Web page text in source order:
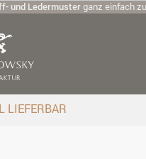
und Ledermusterganz einfach
LIEFERBAR